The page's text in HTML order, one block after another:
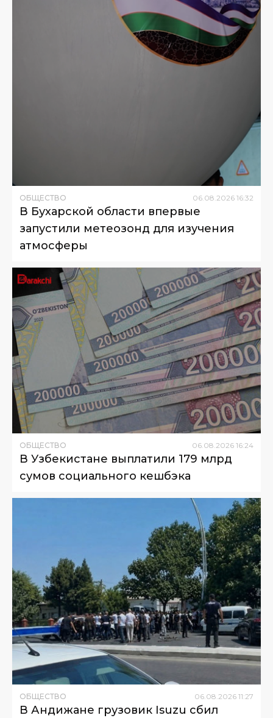
ОБЩЕСТВО 06.08.2026 16:32
В Бухарской области впервые
запустили метеозонд для изучения
атмосферы
ОБЩЕСТВО 06.08.2026 16:24
В Узбекистане выплатили 179 млрд
сумов социального кешбэка
ОБЩЕСТВО 06.08.2026 11:27
В Андижане грузовик Isuzu сбил